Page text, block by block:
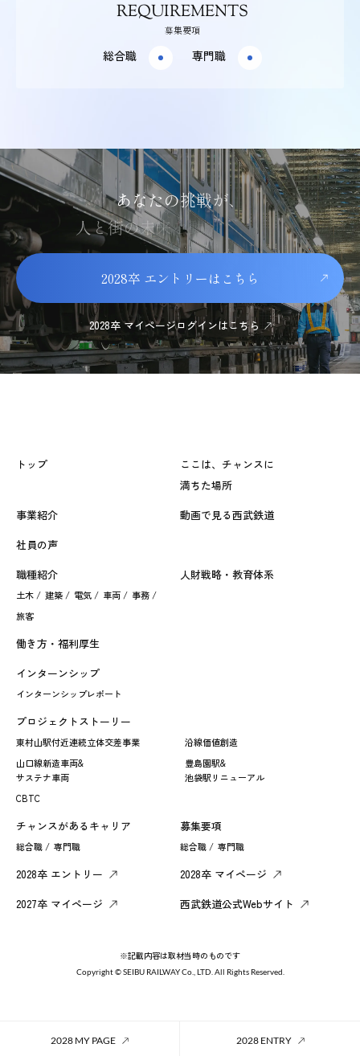
2028 MY PAGE 2028 ENTRY
REQUIREMENTS
募集要項
総合職 専門職
あなたの挑戦が、
人と街の未来を動かしていく
2028卒 エントリーはこちら
2028卒 マイページログインはこちら
トップ
ここは、チャンスに
満ちた場所
事業紹介
動画で見る西武鉄道
社員の声
職種紹介
土木 / 建築 / 電気 / 車両 / 事務 /
旅客
人財戦略・教育体系
働き方・福利厚生
インターンシップ
インターンシップレポート
プロジェクトストーリー
東村山駅付近連続立体交差事業
沿線価値創造
山口線新造車両&
サステナ車両
豊島園駅&
池袋駅リニューアル
CBTC
チャンスがあるキャリア
総合職 / 専門職
募集要項
総合職 / 専門職
2028卒 エントリー
2028卒 マイページ
2027卒 マイページ
西武鉄道公式Webサイト
※記載内容は取材当時のものです
Copyright © SEIBU RAILWAY Co., LTD. All Rights Reserved.